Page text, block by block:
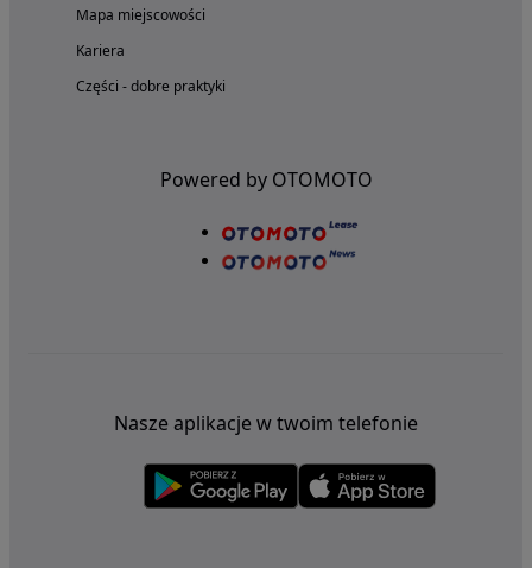
Mapa miejscowości
Kariera
Części - dobre praktyki
Powered by OTOMOTO
Nasze aplikacje w twoim telefonie